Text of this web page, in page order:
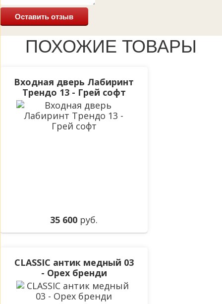
Оставить отзыв
ПОХОЖИЕ ТОВАРЫ
Входная дверь Лабиринт
Трендо 13 - Грей софт
35 600 руб.
CLASSIC антик медный 03
- Орех бренди